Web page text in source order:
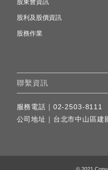
股東會資訊
股利及股價資訊
股務作業
聯繫資訊
服務電話｜ 02-2503-8111
公司地址｜ 台北市中山區建